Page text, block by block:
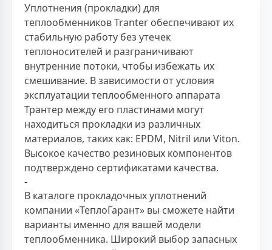
Уплотнения (прокладки) для
теплообменников Tranter обеспечивают их
стабильную работу без утечек
теплоносителей и разграничивают
внутренние потоки, чтобы избежать их
смешивание. В зависимости от условия
эксплуатации теплообменного аппарата
Трантер между его пластинами могут
находиться прокладки из различных
материалов, таких как: EPDM, Nitril или Viton.
Высокое качество резиновых компонентов
подтверждено сертификатами качества.
-
В каталоге прокладочных уплотнений
компании «ТеплоГарант» вы сможете найти
варианты именно для вашей модели
теплообменника. Широкий выбор запасных